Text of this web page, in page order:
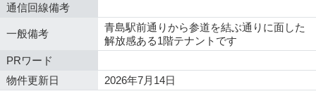
通信回線備考
一般備考
青島駅前通りから参道を結ぶ通りに面した
解放感ある1階テナントです
PRワード
物件更新日
2026年7月14日